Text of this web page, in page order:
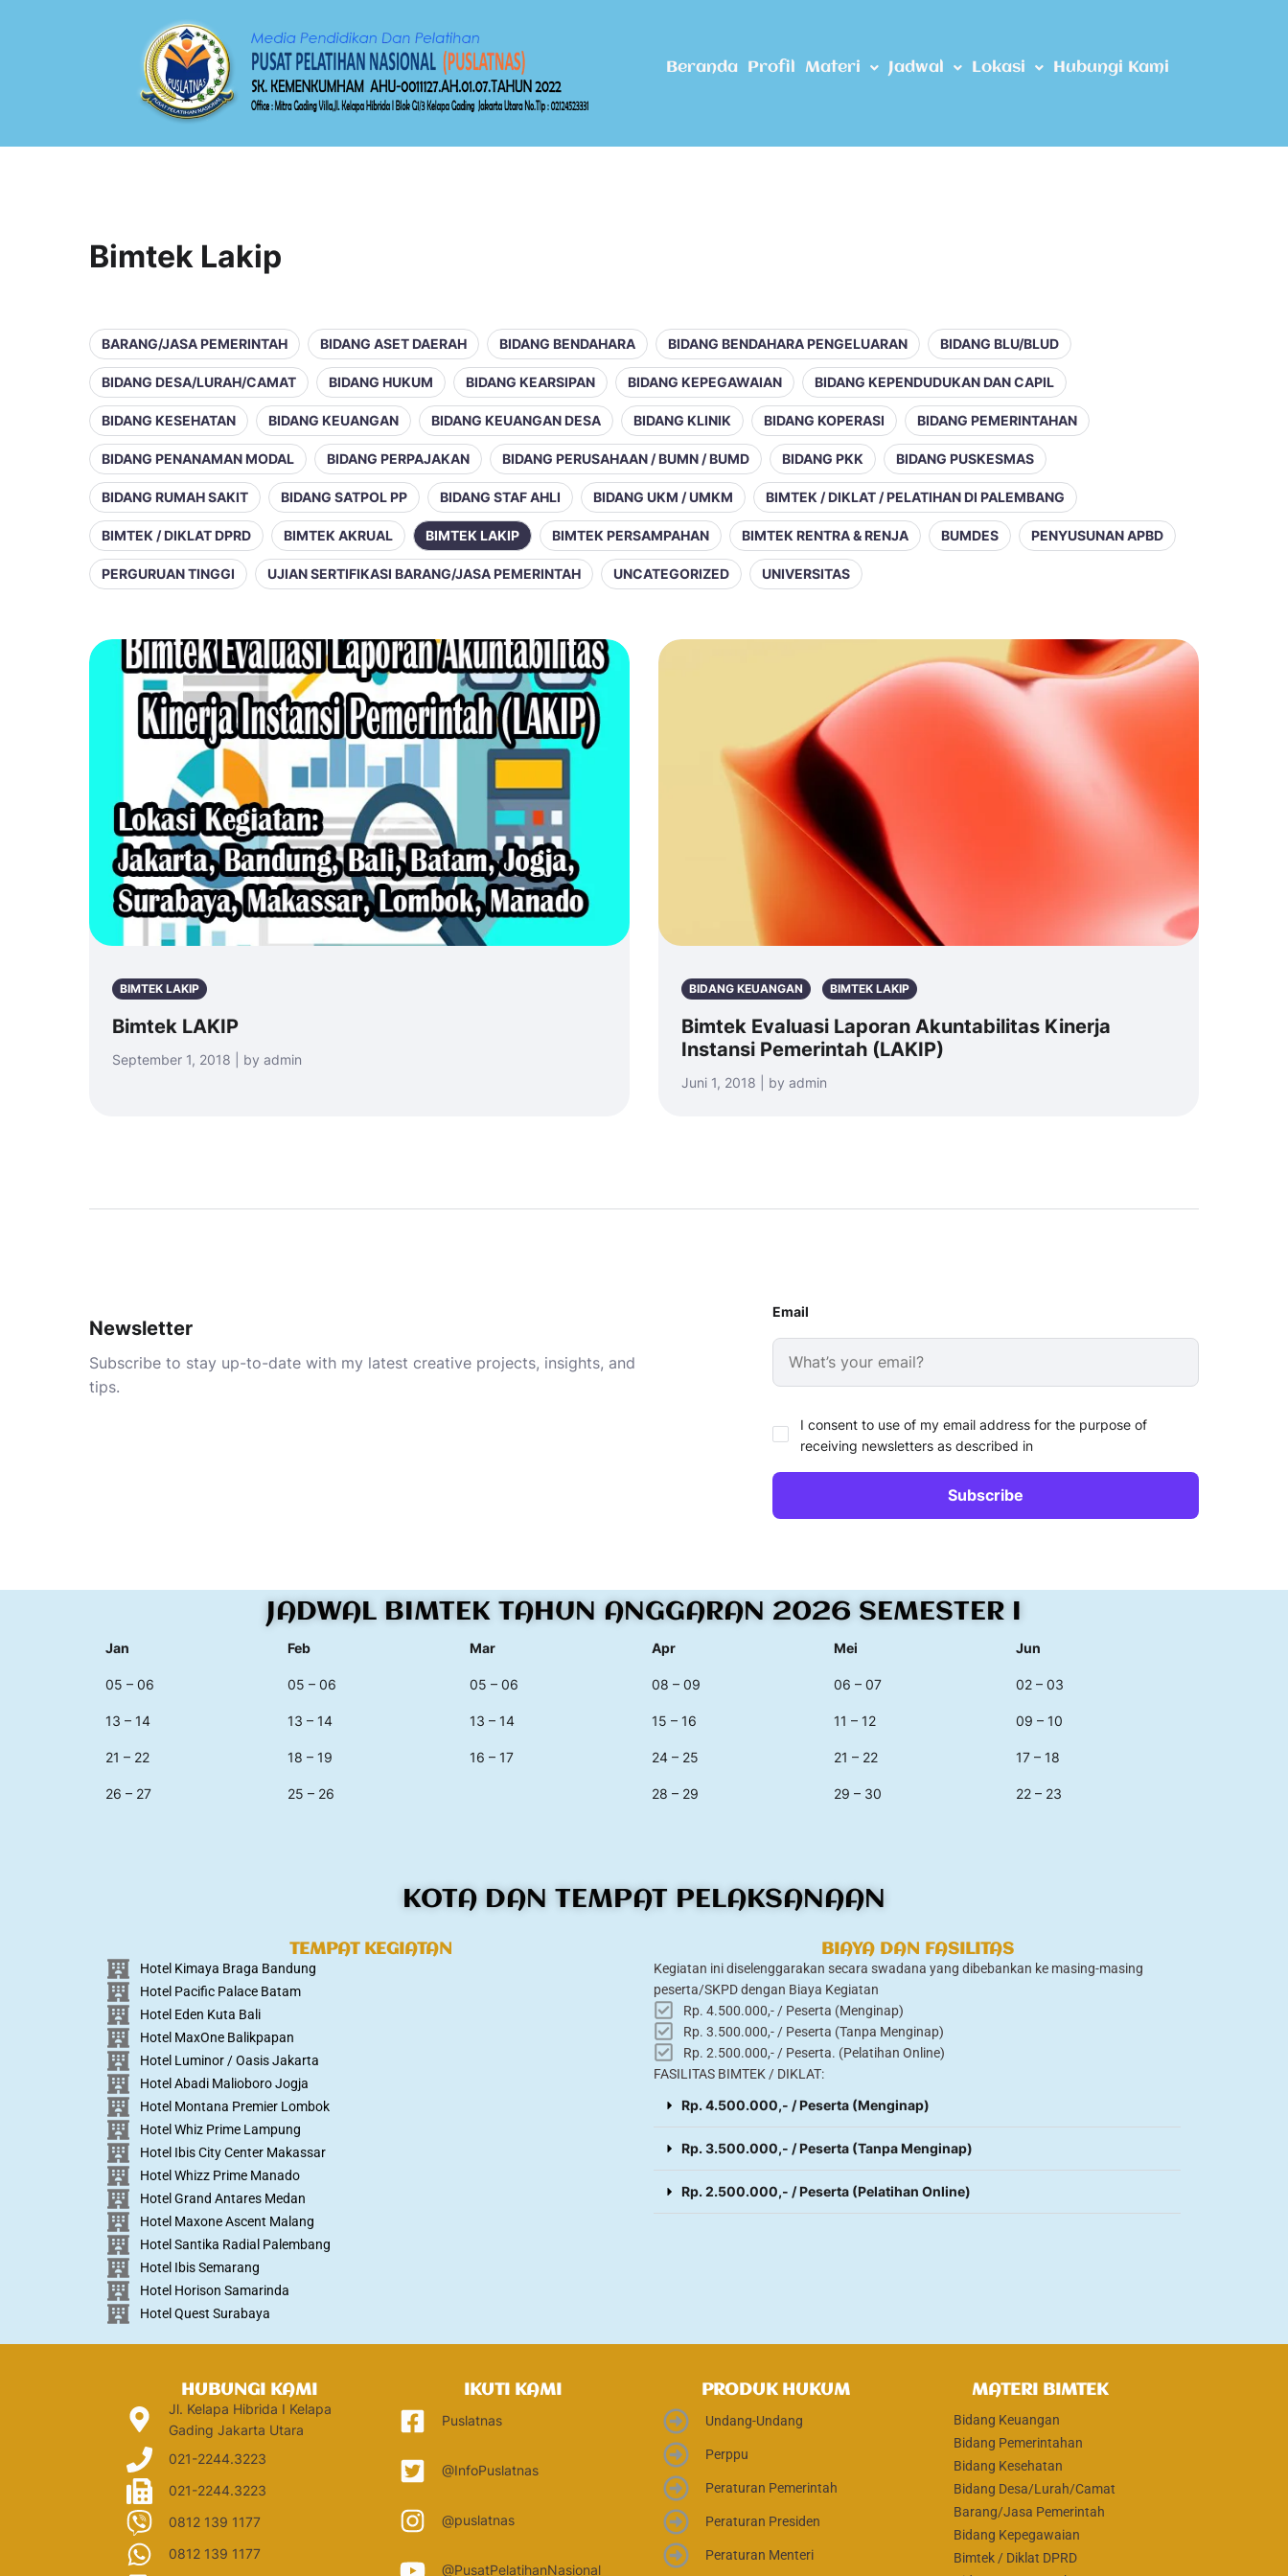
Beranda Profil Materi Jadwal Lokasi Hubungi Kami
Bimtek Lakip
BARANG/JASA PEMERINTAH BIDANG ASET DAERAH BIDANG BENDAHARA BIDANG BENDAHARA PENGELUARAN BIDANG BLU/BLUD
BIDANG DESA/LURAH/CAMAT BIDANG HUKUM BIDANG KEARSIPAN BIDANG KEPEGAWAIAN BIDANG KEPENDUDUKAN DAN CAPIL
BIDANG KESEHATAN BIDANG KEUANGAN BIDANG KEUANGAN DESA BIDANG KLINIK BIDANG KOPERASI BIDANG PEMERINTAHAN
BIDANG PENANAMAN MODAL BIDANG PERPAJAKAN BIDANG PERUSAHAAN / BUMN / BUMD BIDANG PKK BIDANG PUSKESMAS
BIDANG RUMAH SAKIT BIDANG SATPOL PP BIDANG STAF AHLI BIDANG UKM / UMKM BIMTEK / DIKLAT / PELATIHAN DI PALEMBANG
BIMTEK / DIKLAT DPRD BIMTEK AKRUAL BIMTEK LAKIP BIMTEK PERSAMPAHAN BIMTEK RENTRA & RENJA BUMDES PENYUSUNAN APBD
PERGURUAN TINGGI UJIAN SERTIFIKASI BARANG/JASA PEMERINTAH UNCATEGORIZED UNIVERSITAS
BIMTEK LAKIP
Bimtek LAKIP
September 1, 2018 | by admin
BIDANG KEUANGAN BIMTEK LAKIP
Bimtek Evaluasi Laporan Akuntabilitas Kinerja
Instansi Pemerintah (LAKIP)
Juni 1, 2018 | by admin
Newsletter
Subscribe to stay up-to-date with my latest creative projects, insights, and
tips.
Email
I consent to use of my email address for the purpose of
receiving newsletters as described in
JADWAL BIMTEK TAHUN ANGGARAN 2026 SEMESTER I
Jan Feb Mar Apr Mei Jun
05 – 06 05 – 06 05 – 06 08 – 09 06 – 07 02 – 03
13 – 14 13 – 14 13 – 14 15 – 16 11 – 12 09 – 10
21 – 22 18 – 19 16 – 17 24 – 25 21 – 22 17 – 18
26 – 27 25 – 26 28 – 29 29 – 30 22 – 23
KOTA DAN TEMPAT PELAKSANAAN
TEMPAT KEGIATAN
Hotel Kimaya Braga Bandung
Hotel Pacific Palace Batam
Hotel Eden Kuta Bali
Hotel MaxOne Balikpapan
Hotel Luminor / Oasis Jakarta
Hotel Abadi Malioboro Jogja
Hotel Montana Premier Lombok
Hotel Whiz Prime Lampung
Hotel Ibis City Center Makassar
Hotel Whizz Prime Manado
Hotel Grand Antares Medan
Hotel Maxone Ascent Malang
Hotel Santika Radial Palembang
Hotel Ibis Semarang
Hotel Horison Samarinda
Hotel Quest Surabaya
BIAYA DAN FASILITAS
Kegiatan ini diselenggarakan secara swadana yang dibebankan ke masing-masing
peserta/SKPD dengan Biaya Kegiatan
Rp. 4.500.000,- / Peserta (Menginap)
Rp. 3.500.000,- / Peserta (Tanpa Menginap)
Rp. 2.500.000,- / Peserta. (Pelatihan Online)
FASILITAS BIMTEK / DIKLAT:
Rp. 4.500.000,- / Peserta (Menginap)
Rp. 3.500.000,- / Peserta (Tanpa Menginap)
Rp. 2.500.000,- / Peserta (Pelatihan Online)
HUBUNGI KAMI
Jl. Kelapa Hibrida I Kelapa
Gading Jakarta Utara
021-2244.3223
021-2244.3223
0812 139 1177
0812 139 1177
IKUTI KAMI
Puslatnas
@InfoPuslatnas
@puslatnas
@PusatPelatihanNasional
PRODUK HUKUM
Undang-Undang
Perppu
Peraturan Pemerintah
Peraturan Presiden
Peraturan Menteri
MATERI BIMTEK
Bidang Keuangan
Bidang Pemerintahan
Bidang Kesehatan
Bidang Desa/Lurah/Camat
Barang/Jasa Pemerintah
Bidang Kepegawaian
Bimtek / Diklat DPRD